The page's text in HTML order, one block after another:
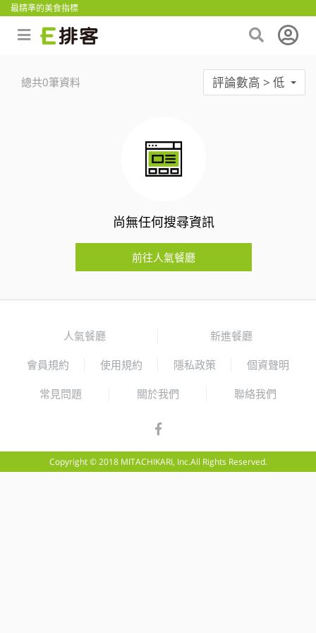
最精準的美食指標
總共0筆資料 評論數高 > 低
尚無任何搜尋資訊
前往人氣餐廳
人氣餐廳 新進餐廳
會員規約 使用規約 隱私政策 個資聲明
常見問題 關於我們 聯絡我們
Copyright © 2018 MITACHIKARI, Inc.All Rights Reserved.